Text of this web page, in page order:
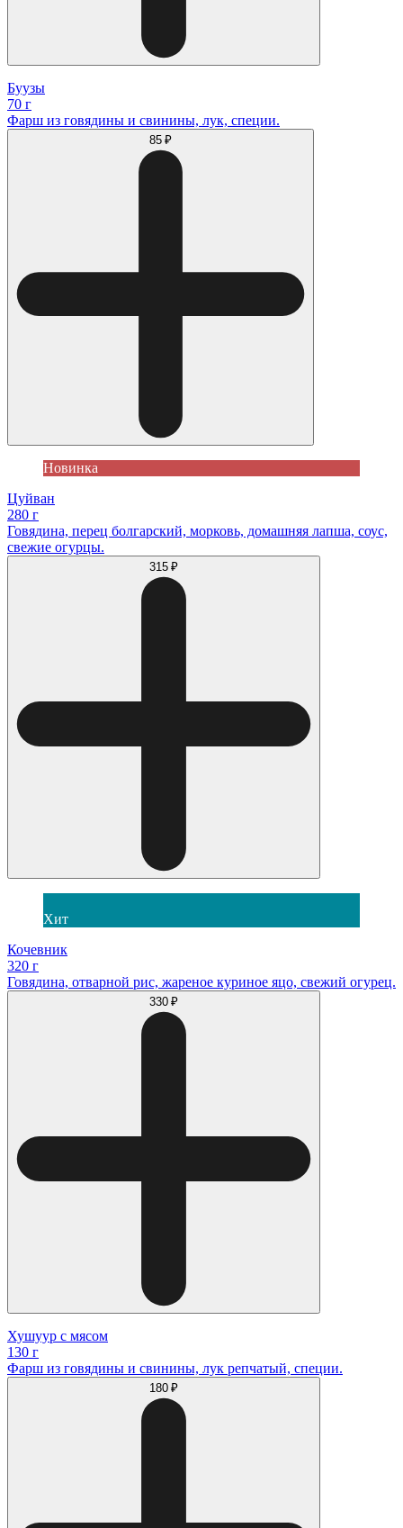
Буузы
70 г
Фарш из говядины и свинины, лук, специи.
85 ₽
Новинка
Цуйван
280 г
Говядина, перец болгарский, морковь, домашняя лапша, соус,
свежие огурцы.
315 ₽
Хит
Кочевник
320 г
Говядина, отварной рис, жареное куриное яцо, свежий огурец.
330 ₽
Хушуур с мясом
130 г
Фарш из говядины и свинины, лук репчатый, специи.
180 ₽